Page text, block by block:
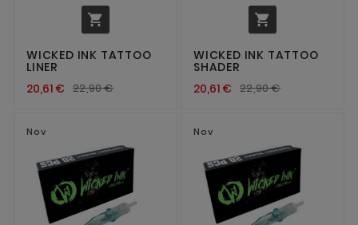

WICKED INK TATTOO
LINER
20,61 € 22,90 €

WICKED INK TATTOO
SHADER
20,61 € 22,90 €
Nov Nov